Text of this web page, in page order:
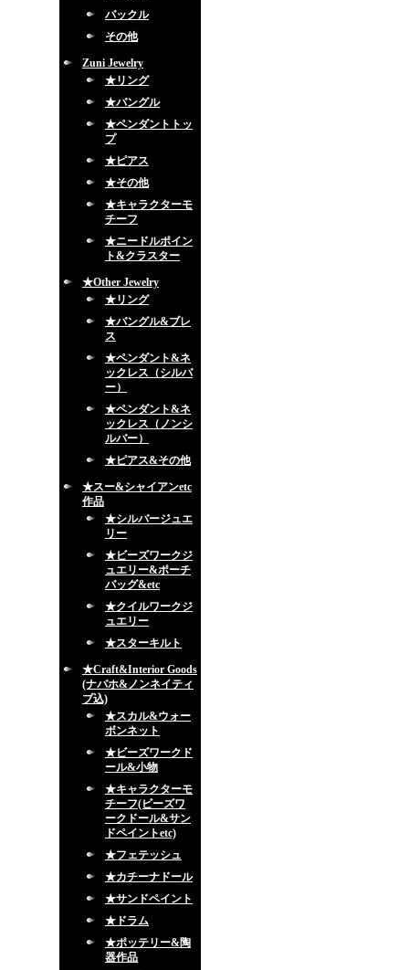
バックル
その他
Zuni Jewelry
★リング
★バングル
★ペンダントトッ
プ
★ピアス
★その他
★キャラクターモ
チーフ
★ニードルポイン
ト&クラスター
★Other Jewelry
★リング
★バングル&ブレ
ス
★ペンダント&ネ
ックレス（シルバ
ー）
★ペンダント&ネ
ックレス（ノンシ
ルバー）
★ピアス&その他
★スー&シャイアンetc
作品
★シルバージュエ
リー
★ビーズワークジ
ュエリー&ポーチ
バッグ&etc
★クイルワークジ
ュエリー
★スターキルト
★Craft&Interior Goods
(ナバホ&ノンネイティ
ブ込)
★スカル&ウォー
ボンネット
★ビーズワークド
ール&小物
★キャラクターモ
チーフ(ビーズワ
ークドール&サン
ドペイントetc)
★フェテッシュ
★カチーナドール
★サンドペイント
★ドラム
★ポッテリー&陶
器作品